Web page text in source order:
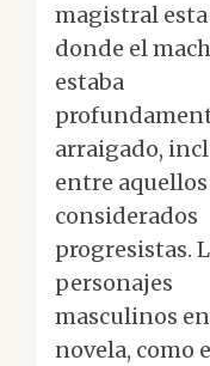
magistral esta
donde el
estaba
arraigado,
entre aquellos
considerados
progresistas.
personajes
masculinos
novela, como